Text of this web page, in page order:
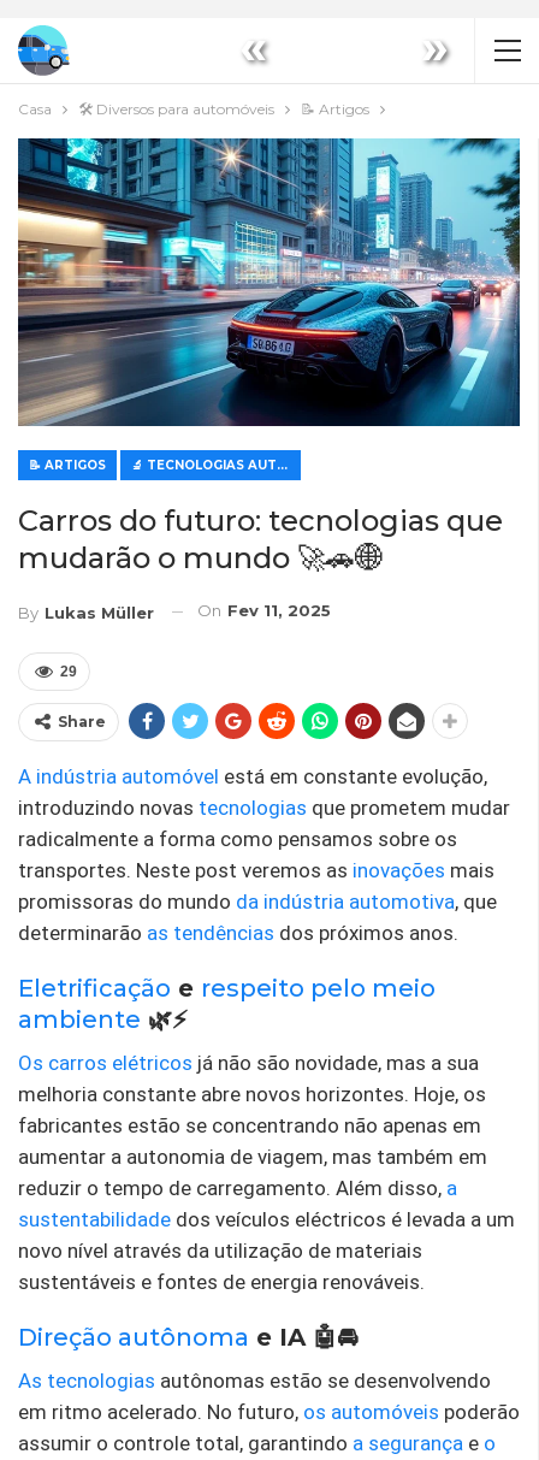
« »
Casa 🛠️ Diversos para automóveis 📝 Artigos
📝 ARTIGOS 🔬 TECNOLOGIAS AUTOMÓVEIS MODERNAS
Carros do futuro: tecnologias que
mudarão o mundo 🚀🚗🌐
By Lukas Müller On Fev 11, 2025
29
Share
A indústria automóvel está em constante evolução,
introduzindo novas tecnologias que prometem mudar
radicalmente a forma como pensamos sobre os
transportes. Neste post veremos as inovações mais
promissoras do mundo da indústria automotiva, que
determinarão as tendências dos próximos anos.
Eletrificação e respeito pelo meio
ambiente 🌿⚡️
Os carros elétricos já não são novidade, mas a sua
melhoria constante abre novos horizontes. Hoje, os
fabricantes estão se concentrando não apenas em
aumentar a autonomia de viagem, mas também em
reduzir o tempo de carregamento. Além disso, a
sustentabilidade dos veículos eléctricos é levada a um
novo nível através da utilização de materiais
sustentáveis ​​e fontes de energia renováveis.
Direção autônoma e IA 🤖🚘
As tecnologias autônomas estão se desenvolvendo
em ritmo acelerado. No futuro, os automóveis poderão
assumir o controle total, garantindo a segurança e o